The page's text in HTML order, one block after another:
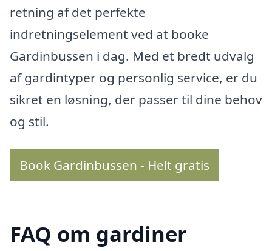
retning af det perfekte
indretningselement ved at booke
Gardinbussen i dag. Med et bredt udvalg
af gardintyper og personlig service, er du
sikret en løsning, der passer til dine behov
og stil.
Book Gardinbussen - Helt gratis
FAQ om gardiner